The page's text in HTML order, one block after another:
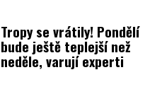
Tropy se vrátily! Pondělí
bude ještě teplejší než
neděle, varují experti